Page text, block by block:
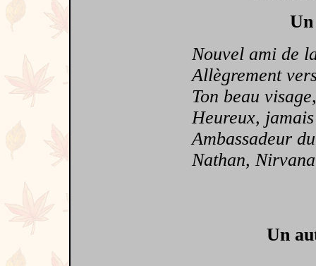
Nouvel ami de
Allègrement
Ton beau
Heureux, jamais
Ambassadeur
Nathan, Nirvana
Un